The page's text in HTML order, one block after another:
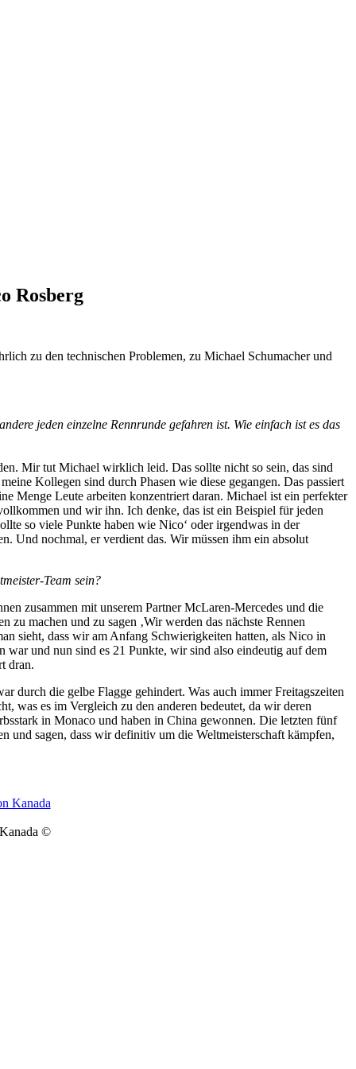
Rosberg
zu den technischen Problemen, zu Michael Schumacher und
jeden einzelne Rennrunde gefahren ist. Wie einfach ist es das
Mir tut Michael wirklich leid. Das sollte nicht so sein, das sind
Kollegen sind durch Phasen wie diese gegangen. Das passiert
Menge Leute arbeiten konzentriert daran. Michael ist ein perfekter
und wir ihn. Ich denke, das ist ein Beispiel für jeden
so viele Punkte haben wie Nico‘ oder irgendwas in der
Und nochmal, er verdient das. Wir müssen ihm ein absolut
Team sein?
zusammen mit unserem Partner McLaren-Mercedes und die
machen und zu sagen ‚Wir werden das nächste Rennen
sieht, dass wir am Anfang Schwierigkeiten hatten, als Nico in
war und nun sind es 21 Punkte, wir sind also eindeutig auf dem
dran.
durch die gelbe Flagge gehindert. Was auch immer Freitagszeiten
was es im Vergleich zu den anderen bedeutet, da wir deren
in Monaco und haben in China gewonnen. Die letzten fünf
und sagen, dass wir definitiv um die Weltmeisterschaft kämpfen,
©